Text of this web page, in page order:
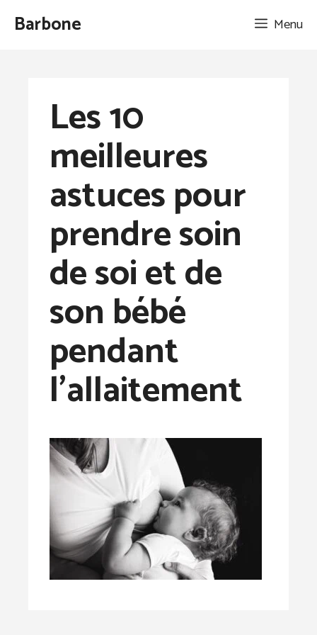
AllerBarbone Menu
Les 10
meilleures
astuces pour
prendre soin
de soi et de
son bébé
pendant
l’allaitement